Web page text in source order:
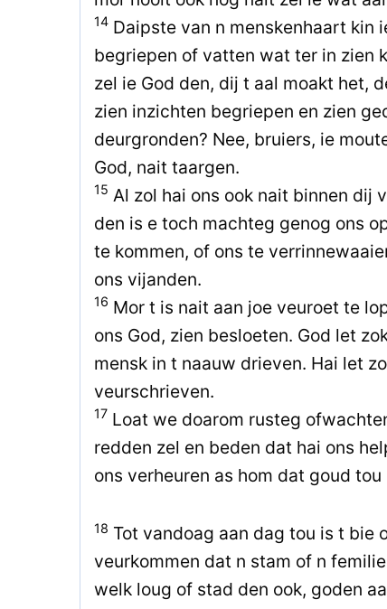
14 Daipste van n menskenhaart kin
begriepen of vatten wat ter in zien
zel ie God den, dij t aal moakt het,
zien inzichten begriepen en zien
deurgronden? Nee, bruiers, ie
God, nait taargen.
15 Al zol hai ons ook nait binnen dij
den is e toch machteg genog ons
te kommen, of ons te
ons vijanden.
16 Mor t is nait aan joe veuroet te
ons God, zien besloeten. God let
mensk in t naauw drieven. Hai let
veurschrieven.
17 Loat we doarom rusteg
redden zel en beden dat hai ons
ons verheuren as hom dat goud tou
18 Tot vandoag aan dag tou is t bie
veurkommen dat n stam of n
welk loug of stad den ook, goden